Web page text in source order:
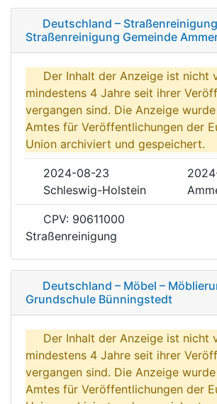
Deutschland –
Straßenreinigung Gemeinde
Der Inhalt der Anzeige ist nicht
mindestens 4 Jahre seit ihrer
vergangen sind. Die Anzeige
Amtes für Veröffentlichungen der
Union archiviert und gespeichert.
2024-08-23
Schleswig-Holstein
CPV: 90611000
Straßenreinigung
Deutschland – Möbel –
Grundschule Bünningstedt
Der Inhalt der Anzeige ist nicht
mindestens 4 Jahre seit ihrer
vergangen sind. Die Anzeige
Amtes für Veröffentlichungen der